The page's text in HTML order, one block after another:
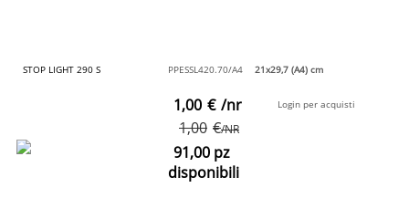
STOP LIGHT 290 S PPESSL420.70/A4 21x29,7 (A4) cm
1,00 €/NR
1,00 € /nr
91,00 pz
disponibili
Login per acquisti